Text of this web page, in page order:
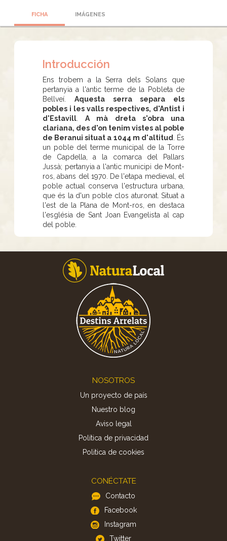
FICHA IMÁGENES
Introducción
Ens trobem a la Serra dels Solans que
pertanyia a l'antic terme de la Pobleta de
Bellveí. Aquesta serra separa els
pobles i les valls respectives, d'Antist i
d'Estavill .A mà dreta s'obra una
clariana, des d'on tenim vistes al poble
de Beranui situat a 1044 m d'altitud
. És
un poble del terme municipal de la Torre
de Capdella, a la comarca del Pallars
Jussà; pertanyia a l'antic municipi de Mont-
ros, abans del 1970. De l'etapa medieval, el
poble actual conserva l'estructura urbana,
que és la d'un poble clos aturonat. Situat a
l'est de la Plana de Mont-ros, en destaca
l'església de Sant Joan Evangelista al cap
del poble.
NOSOTROS
Un proyecto de país
Nuestro blog
Aviso legal
Política de privacidad
Politica de cookies
CONÉCTATE
Contacto
Facebook
Instagram
Twitter